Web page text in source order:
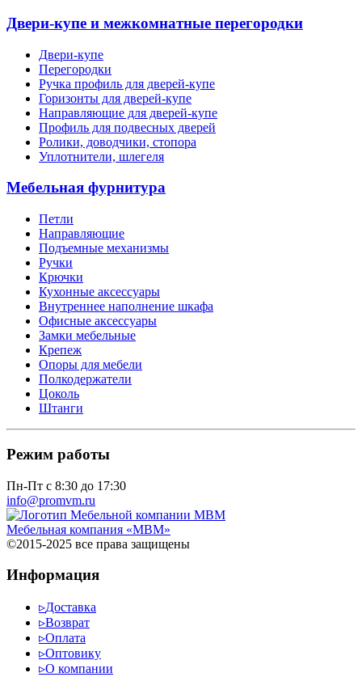
Двери-купе и межкомнатные перегородки
Двери-купе
Перегородки
Ручка профиль для дверей-купе
Горизонты для дверей-купе
Направляющие для дверей-купе
Профиль для подвесных дверей
Ролики, доводчики, стопора
Уплотнители, шлегеля
Мебельная фурнитура
Петли
Направляющие
Подъемные механизмы
Ручки
Крючки
Кухонные аксессуары
Внутреннее наполнение шкафа
Офисные аксессуары
Замки мебельные
Крепеж
Опоры для мебели
Полкодержатели
Цоколь
Штанги
Режим работы
Пн-Пт с 8:30 до 17:30
info@promvm.ru
Мебельная компания «МВМ»
©2015-2025 все права защищены
Информация
▹Доставка
▹Возврат
▹Оплата
▹Оптовику
▹О компании